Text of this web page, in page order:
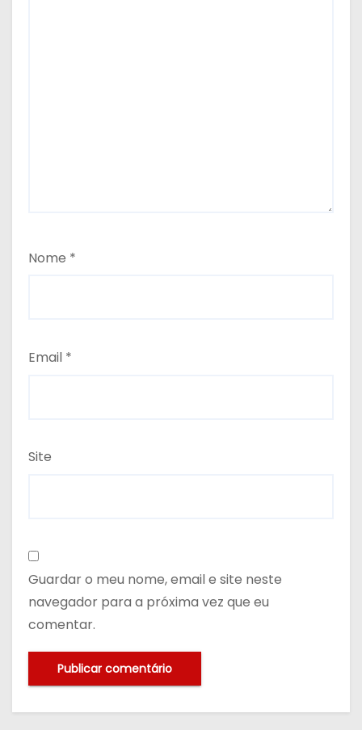
Nome *
Email *
Site
Guardar o meu nome, email e site neste
navegador para a próxima vez que eu
comentar.